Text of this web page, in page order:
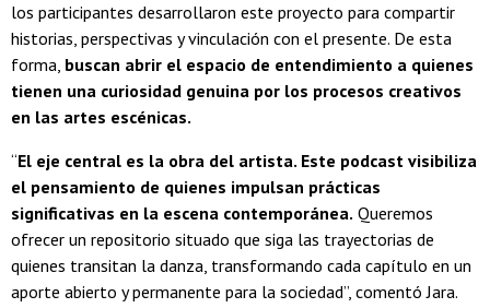
los participantes desarrollaron este proyecto para compartir
historias, perspectivas y vinculación con el presente. De esta
forma, buscan abrir el espacio de entendimiento a quienes
tienen una curiosidad genuina por los procesos creativos
en las artes escénicas.
“El eje central es la obra del artista. Este podcast visibiliza
el pensamiento de quienes impulsan prácticas
significativas en la escena contemporánea. Queremos
ofrecer un repositorio situado que siga las trayectorias de
quienes transitan la danza, transformando cada capítulo en un
aporte abierto y permanente para la sociedad”, comentó Jara.